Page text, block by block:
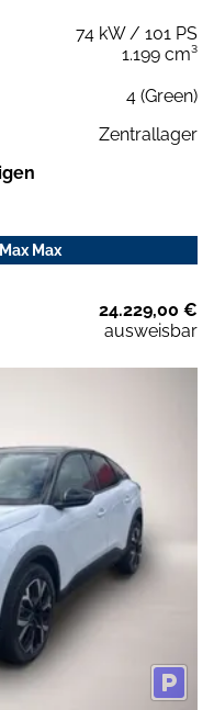
74 kW / 101 PS
1.199 cm³
4 (Green)
Zentrallager
Max
24.229,00 €
ausweisbar